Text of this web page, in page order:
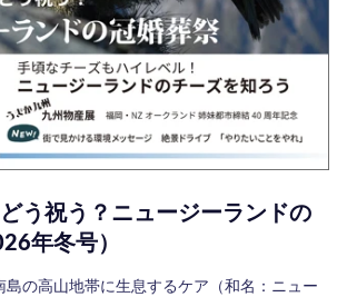
う祝う？ニュージーランドの
年冬号）
島の高山地帯に生息するケア（和名：ニュー